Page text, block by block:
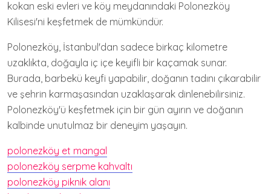
kokan eski evleri ve köy meydanındaki Polonezköy
Kilisesi'ni keşfetmek de mümkündür.
Polonezköy, İstanbul'dan sadece birkaç kilometre
uzaklıkta, doğayla iç içe keyifli bir kaçamak sunar.
Burada, barbekü keyfi yapabilir, doğanın tadını çıkarabilir
ve şehrin karmaşasından uzaklaşarak dinlenebilirsiniz.
Polonezköy'ü keşfetmek için bir gün ayırın ve doğanın
kalbinde unutulmaz bir deneyim yaşayın.
polonezköy et mangal
polonezköy serpme kahvaltı
polonezköy piknik alanı